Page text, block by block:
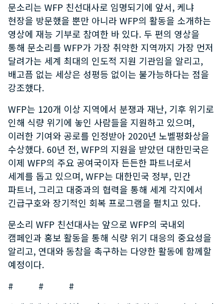
문소리는 WFP 친선대사로 임명되기에 앞서, 케냐
현장을 방문했을 뿐만 아니라 WFP의 활동을 소개하는
영상에 재능 기부로 참여한 바 있다. 두 편의 영상을
통해 문소리를 WFP가 가장 취약한 지역까지 가장 먼저
달려가는 세계 최대의 인도적 지원 기관임을 알리고,
배고픔 없는 세상은 성평등 없이는 불가능하다는 점을
강조했다.
WFP는 120개 이상 지역에서 분쟁과 재난, 기후 위기로
인해 식량 위기에 놓인 사람들을 지원하고 있으며,
이러한 기여와 공로를 인정받아 2020년 노벨평화상을
수상했다. 60년 전, WFP의 지원을 받았던 대한민국은
이제 WFP의 주요 공여국이자 든든한 파트너로서
세계를 돕고 있으며, WFP는 대한민국 정부, 민간
파트너, 그리고 대중과의 협력을 통해 세계 각지에서
긴급구호와 장기적인 회복 프로그램을 펼치고 있다.
문소리 WFP 친선대사는 앞으로 WFP의 국내외
캠페인과 홍보 활동을 통해 식량 위기 대응의 중요성을
알리고, 연대와 동참을 촉구하는 다양한 활동에 함께할
예정이다.
# # #